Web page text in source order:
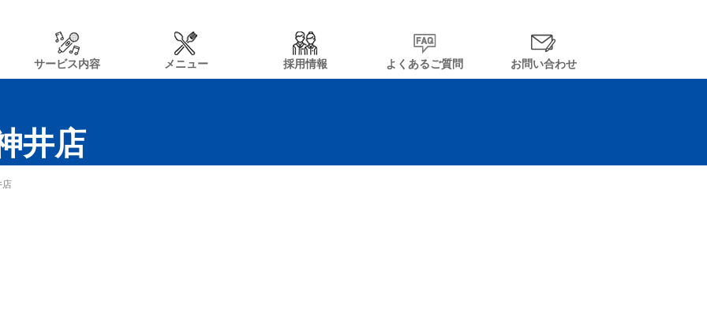
サービス内容 メニュー 採用情報 よくあるご質問 お問い合わせ
井店
店